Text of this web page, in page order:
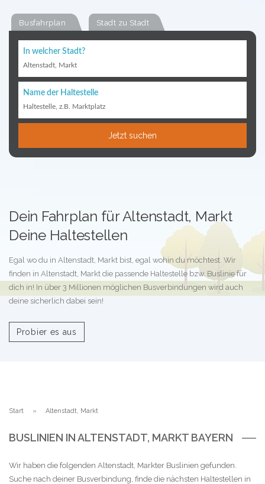
Busfahrplan Stadt zu Stadt
In welcher Stadt?
Altenstadt, Markt
Name der Haltestelle
Haltestelle, z.B. Marktplatz
Jetzt suchen
Dein Fahrplan für Altenstadt, Markt
Deine Haltestellen
Egal wo du in Altenstadt, Markt bist, egal wohin du möchtest. Wir
finden in Altenstadt, Markt die passende Haltestelle bzw. Buslinie für
dich in! In über 3 Millionen möglichen Busverbindungen wird auch
deine sicherlich dabei sein!
Probier es aus
Start Altenstadt, Markt
BUSLINIEN IN ALTENSTADT, MARKT BAYERN
Wir haben die folgenden Altenstadt, Markter Buslinien gefunden.
Suche nach deiner Busverbindung, finde die nächsten Haltestellen in